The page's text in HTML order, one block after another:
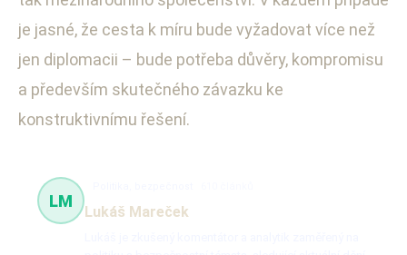
je jasné, že cesta k míru bude vyžadovat více než
jen diplomacii – bude potřeba důvěry, kompromisu
a především skutečného závazku ke
konstruktivnímu řešení.
LM
Lukáš Mareček